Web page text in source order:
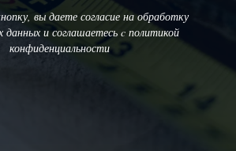
вы даете согласие на обработку
данных и соглашаетесь c политикой
конфиденциальности